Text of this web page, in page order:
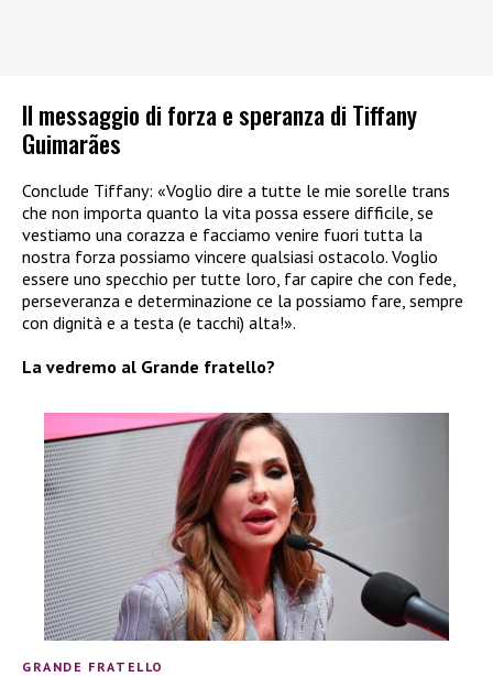
Il messaggio di forza e speranza di Tiffany
Guimarães
Conclude Tiffany: «Voglio dire a tutte le mie sorelle trans
che non importa quanto la vita possa essere difficile, se
vestiamo una corazza e facciamo venire fuori tutta la
nostra forza possiamo vincere qualsiasi ostacolo. Voglio
essere uno specchio per tutte loro, far capire che con fede,
perseveranza e determinazione ce la possiamo fare, sempre
con dignità e a testa (e tacchi) alta!».
La vedremo al Grande fratello?
GRANDE FRATELLO